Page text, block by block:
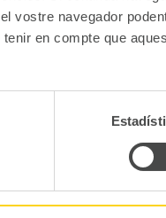
vostre navegador
en compte que